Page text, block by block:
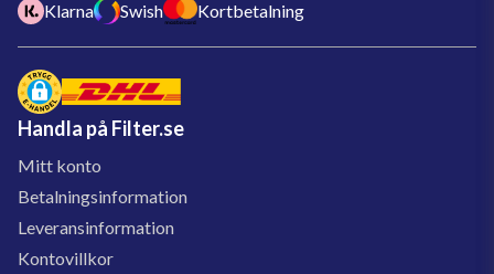
Klarna Swish Kortbetalning
Handla på Filter.se
Mitt konto
Betalningsinformation
Leveransinformation
Kontovillkor